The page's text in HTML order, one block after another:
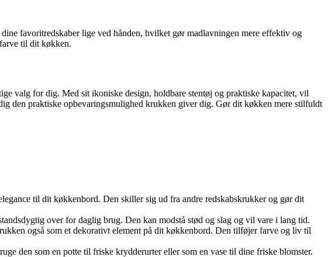
favoritredskaber lige ved hånden, hvilket gør madlavningen mere effektiv og
til dit køkken.
valg for dig. Med sit ikoniske design, holdbare stentøj og praktiske kapacitet, vil
den praktiske opbevaringsmulighed krukken giver dig. Gør dit køkken mere stilfuldt
til dit køkkenbord. Den skiller sig ud fra andre redskabskrukker og gør dit
over for daglig brug. Den kan modstå stød og slag og vil vare i lang tid.
også som et dekorativt element på dit køkkenbord. Den tilføjer farve og liv til
den som en potte til friske krydderurter eller som en vase til dine friske blomster.